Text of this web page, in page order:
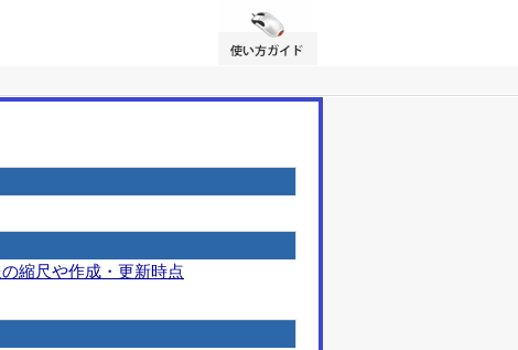
縮尺や作成・更新時点